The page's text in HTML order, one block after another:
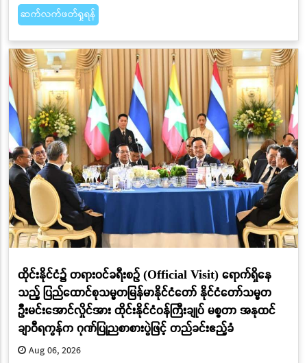
ဆက်လက်ဖတ်ရှုရန်
ထိုင်းနိုင်ငံ၌ တရားဝင်ခရီးစဉ် (Official Visit) ရောက်ရှိနေ
သည့် ပြည်ထောင်စုသမ္မတမြန်မာနိုင်ငံတော် နိုင်ငံတော်သမ္မတ
ဦးမင်းအောင်လှိုင်အား ထိုင်းနိုင်ငံဝန်ကြီးချုပ် မစ္စတာ အနုထင်
ချာဝီရကွန်က ဂုဏ်ပြုညစာစားပွဲဖြင့် တည်ခင်းဧည့်ခံ
Aug 06, 2026